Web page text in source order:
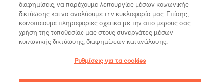
διαφημίσεις, να παρέχουμε λειτουργίες μέσων κοινωνικής
δικτύωσης και να αναλύουμε την κυκλοφορία μας. Επίσης,
κοινοποιούμε πληροφορίες σχετικά με την από μέρους σας
χρήση της τοποθεσίας μας στους συνεργάτες μέσων
κοινωνικής δικτύωσης, διαφημίσεων και ανάλυσης.
Ρυθμίσεις για τα cookies